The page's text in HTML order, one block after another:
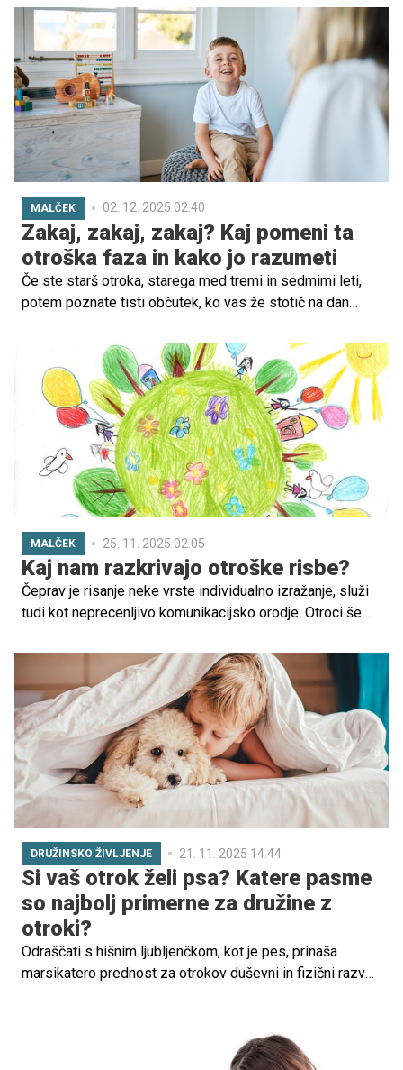
da je prav, da ima vsak partner svoje prihodke in se
skupaj dogovorita, koliko bosta prispevala k plačevanju
stroškov. Kako pa vi gledate na to?
MALČEK 02. 12. 2025 02.40
Zakaj, zakaj, zakaj? Kaj pomeni ta
otroška faza in kako jo razumeti
Če ste starš otroka, starega med tremi in sedmimi leti,
potem poznate tisti občutek, ko vas že stotič na dan
pes rep? Zakaj moram spati? Zakaj je trava zelena?
MALČEK 25. 11. 2025 02.05
Kaj nam razkrivajo otroške risbe?
Čeprav je risanje neke vrste individualno izražanje, služi
tudi kot neprecenljivo komunikacijsko orodje. Otroci še
izražanje, zato uporabljajo simbolne komunikacijske
metode, kot je risanje, s katerimi nam ponudijo vpogled v
njihov odnos do sveta, okolja in ljudi okoli sebe. Z njihovo
pomočjo izražajo svojo osebnost, svoje strahove,
veselje, sanje, včasih pa celo bolečino.
DRUŽINSKO ŽIVLJENJE 21. 11. 2025 14.44
Si vaš otrok želi psa? Katere pasme
so najbolj primerne za družine z
otroki?
Odraščati s hišnim ljubljenčkom, kot je pes, prinaša
marsikatero prednost za otrokov duševni in fizični razvoj.
razvija svoj čut za empatijo, sodelovanje, skrb in